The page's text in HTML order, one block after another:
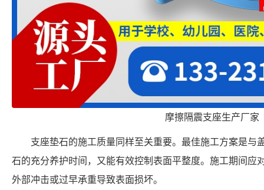
摩擦隔震支座生产厂家
支座垫石的施工质量同样至关重要。最佳施工方案是与
石的充分养护时间，又能有效控制表面平整度。施工期间应
外部冲击或过早承重导致表面损坏。